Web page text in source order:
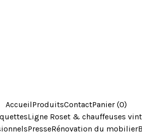
AccueilProduitsContactPanier (0)
Ligne Roset & chauffeuses
PresseRénovation du mobilier